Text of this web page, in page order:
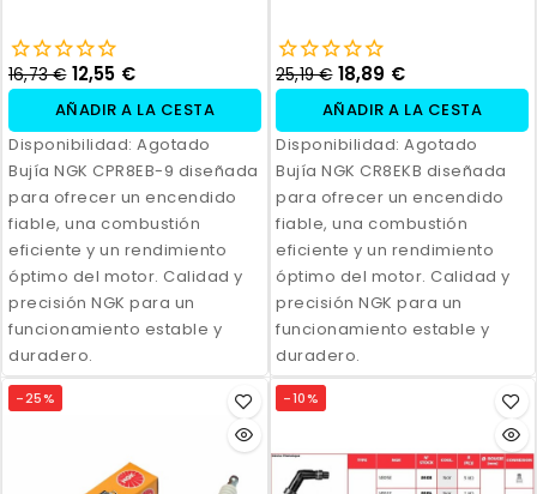
16,73 € 12,55 €
AÑADIR A LA CESTA
Disponibilidad: Agotado
Bujía NGK CPR8EB-9 diseñada
para ofrecer un encendido
fiable, una combustión
eficiente y un rendimiento
óptimo del motor. Calidad y
precisión NGK para un
funcionamiento estable y
duradero.
25,19 € 18,89 €
AÑADIR A LA CESTA
Disponibilidad: Agotado
Bujía NGK CR8EKB diseñada
para ofrecer un encendido
fiable, una combustión
eficiente y un rendimiento
óptimo del motor. Calidad y
precisión NGK para un
funcionamiento estable y
duradero.
-25% -10%